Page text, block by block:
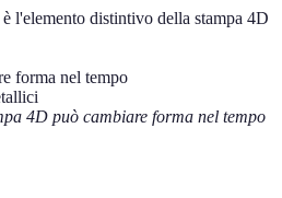
l'elemento distintivo della stampa 4D
forma nel tempo
4D può cambiare forma nel tempo